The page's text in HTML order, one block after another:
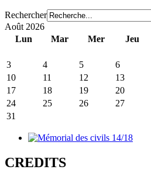
Rechercher
Août 2026
Lun
Mar Mer Jeu
3
4 5 6
10
11 12 13
17
18 19 20
24
25 26 27
31
CREDITS